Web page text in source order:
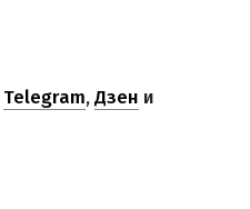
Telegram,Дзен и